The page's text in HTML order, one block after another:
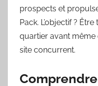
prospects et
Pack. L’objectif ?
quartier avant même
site concurrent.
Comprendre